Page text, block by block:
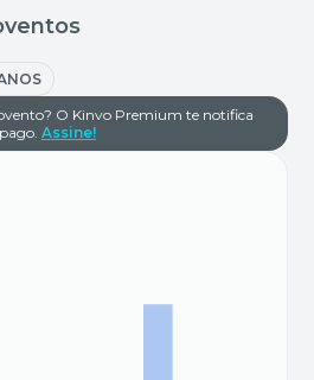
O Kinvo Premium te notifica
Assine!